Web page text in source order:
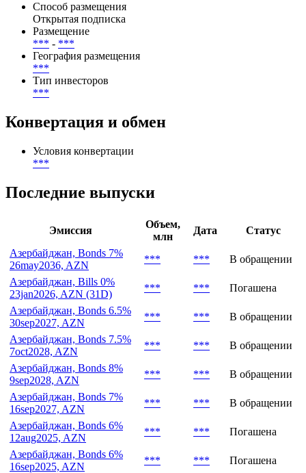
Способ размещения
Открытая подписка
Размещение
*** - ***
География размещения
***
Тип инвесторов
***
Конвертация и обмен
Условия конвертации
***
Последние выпуски
Эмиссия
Объем,
млн
Дата
Статус
Азербайджан, Bonds 7%
26may2036, AZN
*** ***
В обращении
Азербайджан, Bills 0%
23jan2026, AZN (31D)
*** ***
Погашена
Азербайджан, Bonds 6.5%
30sep2027, AZN
*** ***
В обращении
Азербайджан, Bonds 7.5%
7oct2028, AZN
*** ***
В обращении
Азербайджан, Bonds 8%
9sep2028, AZN
*** ***
В обращении
Азербайджан, Bonds 7%
16sep2027, AZN
*** ***
В обращении
Азербайджан, Bonds 6%
12aug2025, AZN
*** ***
Погашена
Азербайджан, Bonds 6%
16sep2025, AZN
*** ***
Погашена